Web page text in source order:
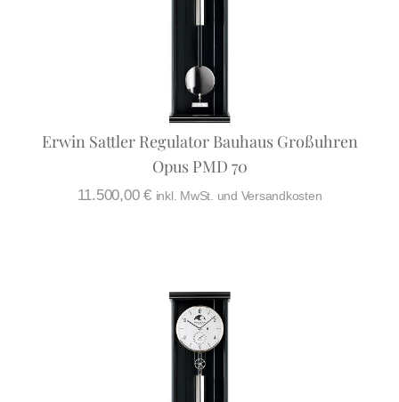
Erwin Sattler Regulator Bauhaus Großuhren
Opus PMD 70
11.500,00€ inkl. MwSt. und Versandkosten